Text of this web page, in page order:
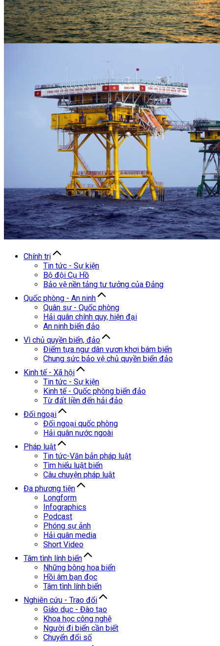
Chính trị
Tin tức - Sự kiện
Bộ đội Cụ Hồ
Bảo vệ nền tảng tư tưởng của Đảng
Quốc phòng - An ninh
Quân sự - Quốc phòng
Hải quân chính quy, hiện đại
An ninh biển đảo
Vì chủ quyền biển, đảo
Điểm tựa ngư dân vươn khơi bám biển
Chung sức bảo vệ chủ quyền biển đảo
Kinh tế - Xã hội
Tin tức - Sự kiện
Kinh tế - Quốc phòng biển đảo
Từ đất liền đến hải đảo
Đối ngoại
Đối ngoại quốc phòng
Hải quân nước ngoài
Pháp luật
Tin tức-Văn bản pháp luật
Tìm hiểu luật biển
Câu chuyện pháp luật
Đa phương tiện
Longform
Infographics
Podcast
Phóng sự ảnh
Hải quân media
Short Video
Tâm tình lính biển
Những bông hoa biển
Hồi âm bạn đọc
Tâm tình lính biển
Nghiên cứu - Trao đổi
Giáo dục - Đào tạo
Khoa học công nghệ
Người đi biển cần biết
Chuyển đổi số